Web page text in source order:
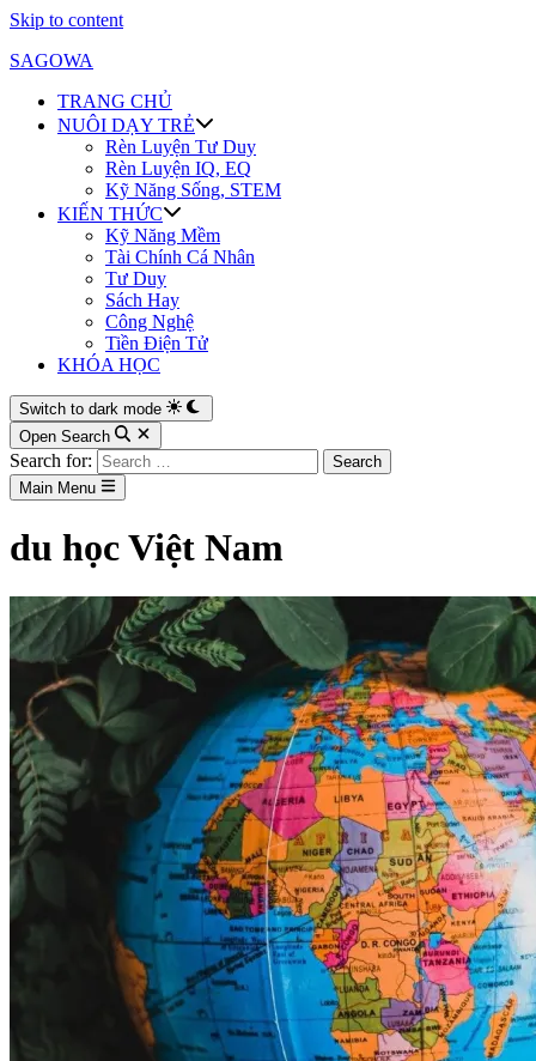
Skip to content
SAGOWA
TRANG CHỦ
NUÔI DẠY TRẺ
Rèn Luyện Tư Duy
Rèn Luyện IQ, EQ
Kỹ Năng Sống, STEM
KIẾN THỨC
Kỹ Năng Mềm
Tài Chính Cá Nhân
Tư Duy
Sách Hay
Công Nghệ
Tiền Điện Tử
KHÓA HỌC
Switch to dark mode
Open Search
Search for:
Main Menu
du học Việt Nam